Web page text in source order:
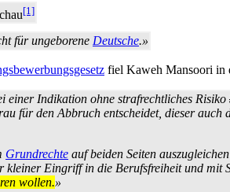
[1]
für ungeborene Deutsche.»
fiel Kaweh Mansoori in
einer Indikation ohne strafrechtliches Risiko
für den Abbruch entscheidet, dieser
Grundrechte auf beiden Seiten
kleiner Eingriff in die Berufsfreiheit und mit
wollen.»